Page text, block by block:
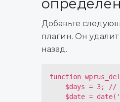
Добавьте
плагин. Он удалит
назад.
function